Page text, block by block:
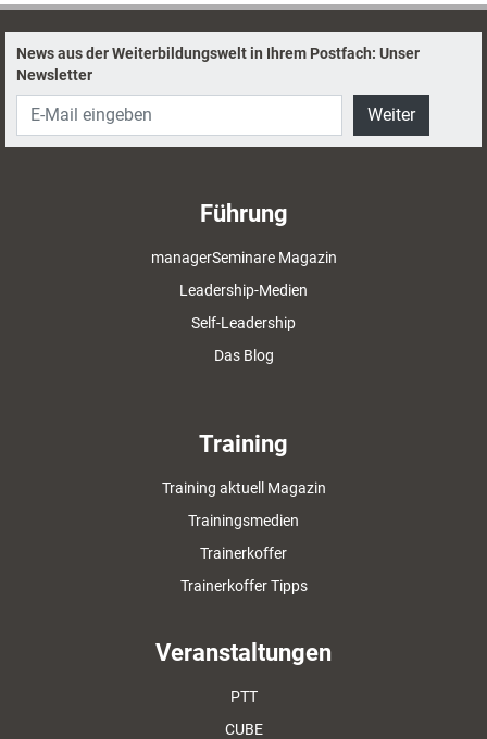
liefern vier neue Bücher zum Thema Verkauf.
News aus der Weiterbildungswelt in Ihrem Postfach: Unser
Newsletter
Weiter
Führung
managerSeminare Magazin
Leadership-Medien
Self-Leadership
Das Blog
Training
Training aktuell Magazin
Trainingsmedien
Trainerkoffer
Trainerkoffer Tipps
Veranstaltungen
PTT
CUBE